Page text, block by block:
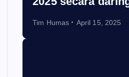
Tim Humas April 15, 2025